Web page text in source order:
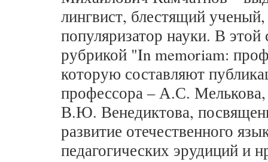
лингвист, блестящий ученый,
популяризатор науки. В этой
рубрикой "In memoriam:
которую составляют
профессора – А.С.
В.Ю. Венедиктова,
развитие отечественного
педагогических эрудиций и